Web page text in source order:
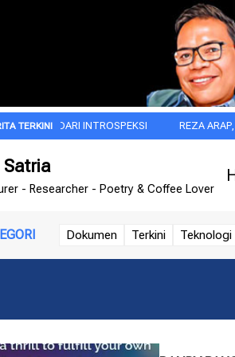
DARI INTROSPEKSI REZA ARAP, MNC
Satria
- Researcher - Poetry & Coffee Lover
Dokumen Terkini